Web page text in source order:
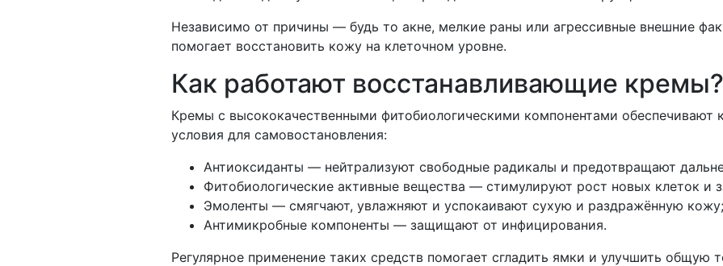
Независимо от причины — будь то акне, мелкие раны или агрессивные внешние
помогает восстановить кожу на клеточном уровне.
Как работают восстанавливающие кремы?
Кремы с высококачественными фитобиологическими компонентами обеспечивают
условия для самовостановления:
Антиоксиданты — нейтрализуют свободные радикалы и предотвращают
Фитобиологические активные вещества — стимулируют рост новых клеток и
Эмоленты — смягчают, увлажняют и успокаивают сухую и раздражённую кожу;
Антимикробные компоненты — защищают от инфицирования.
Регулярное применение таких средств помогает сгладить ямки и улучшить общую